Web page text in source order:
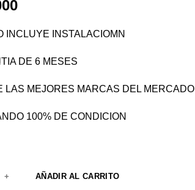
INCLUYE INSTALACIOMN
DE 6 MESES
LAS MEJORES MARCAS DEL MERCADO
100% DE CONDICION
AÑADIR AL CARRITO